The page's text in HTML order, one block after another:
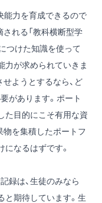
能力を育成できるので
れる「教科横断型学
つけた知識を使って
力が求められていきま
ようとするなら、ど
があります。ポート
た目的にこそ有用な資
物を集積したポートフ
になるはずです。
録は、生徒のみなら
と期待しています。生